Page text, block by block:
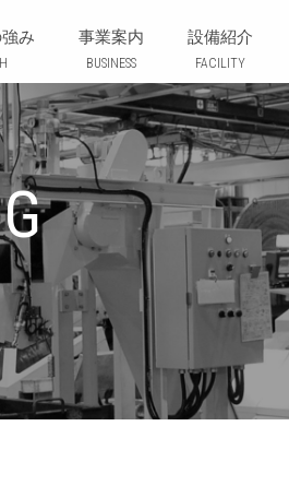
子製作所 | OSAKARASHI MFG.CO., LTD.
み 事業案内
BUSINESS
設備紹介
FACILITY